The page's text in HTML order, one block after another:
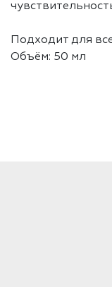
Подходит для
Объём: 50 мл